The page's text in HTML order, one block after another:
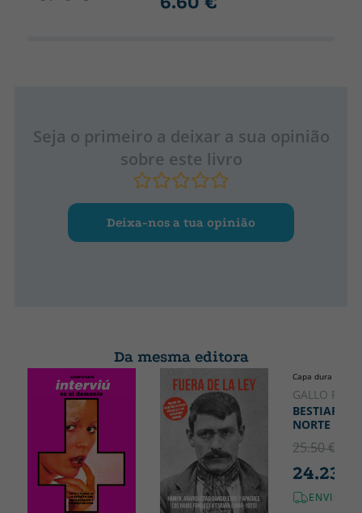
Seja o primeiro a deixar a sua opinião
sobre este livro
Deixa-nos a tua opinião
Da mesma editora
Capa dura
GALLO
BESTIARIO
NORTE
25.50 €
24.23 €
ENVIO